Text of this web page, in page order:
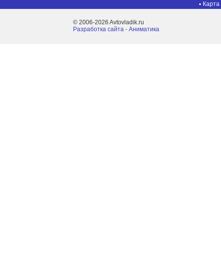
Карта
© 2006-2026 Avtovladik.ru
Разработка сайта - Aниматика